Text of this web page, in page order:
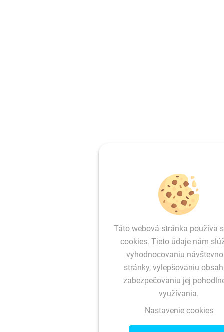
Táto webová stránka používa
cookies. Tieto údaje nám
vyhodnocovaniu
stránky, vylepšovaniu
zabezpečovaniu jej
využívania.
Nastavenie cookies